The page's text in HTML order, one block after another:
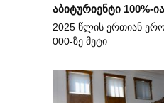
აბიტურიენტი 100%-
2025 წლის ერთიან
000-ზე მეტი